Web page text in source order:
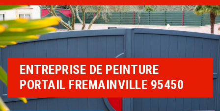
ENTREPRISE DE PEINTURE
PORTAIL FREMAINVILLE 95450